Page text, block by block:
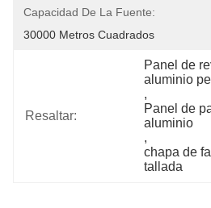
Capacidad De La Fuente:
30000 Metros Cuadrados
Resaltar:
Panel de
aluminio
,
Panel de
aluminio
,
chapa de
tallada